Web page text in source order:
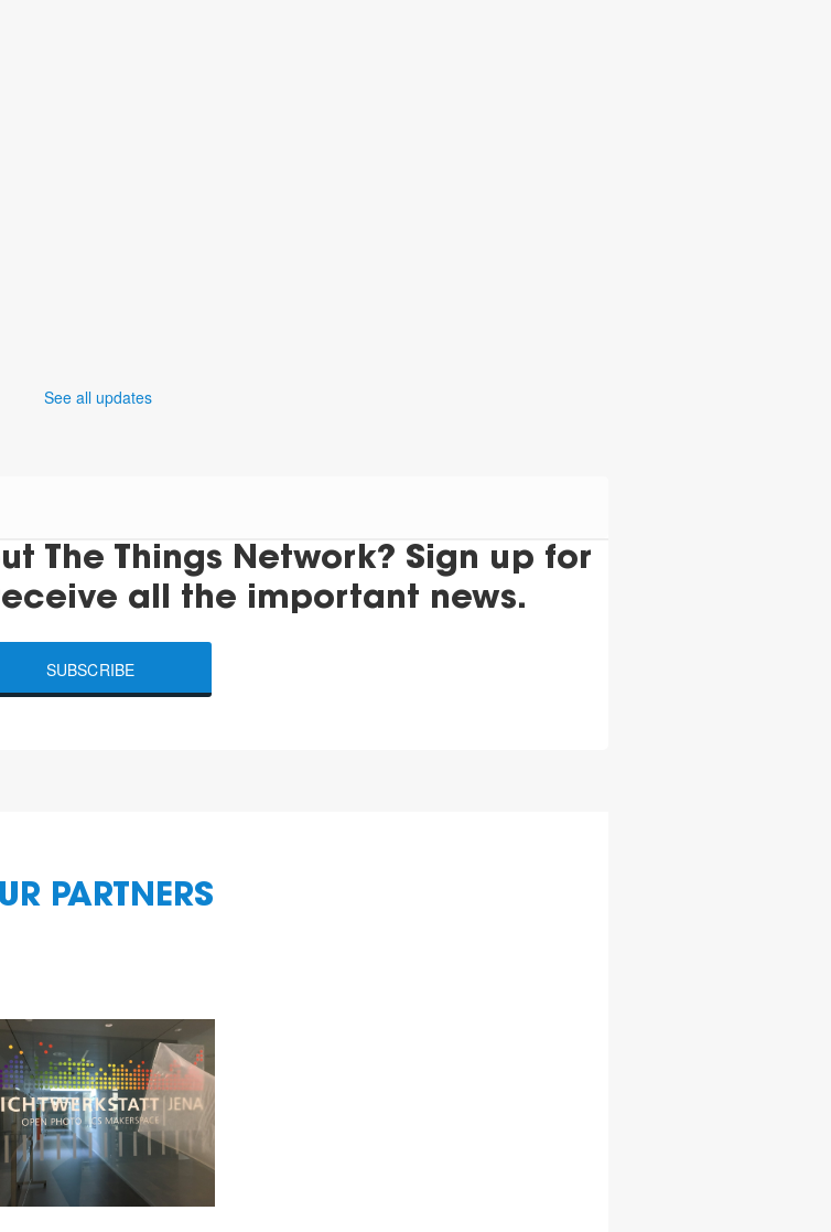
See all updates
The Things Network? Sign up for
all the important news.
SUBSCRIBE
PARTNERS